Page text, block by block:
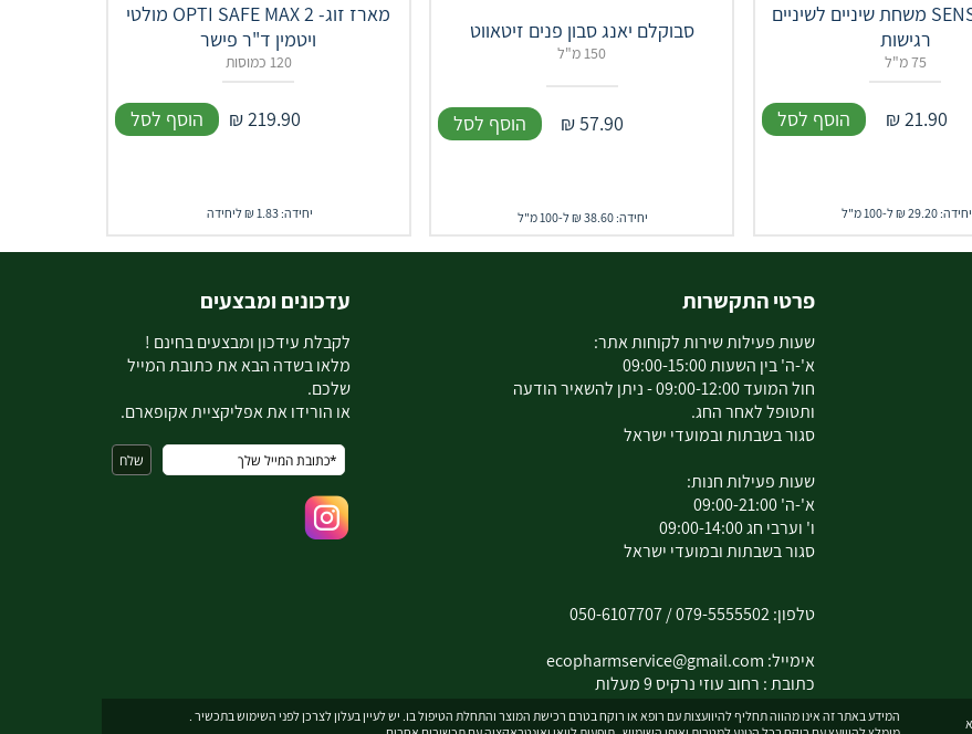
SENSI LACER משחת שיניים לשיניים
רגישות
75 מ"ל
21.90
₪ הוסף לסל
יחידה: 29.20 ₪ ל-100 מ"ל
סבוקלם יאנג סבון פנים זיטאווט
150 מ"ל
57.90
₪ הוסף לסל
יחידה: 38.60 ₪ ל-100 מ"ל
מארז זוג- OPTI SAFE MAX 2 מולטי
ויטמין ד"ר פישר
120 כמוסות
219.90
₪ הוסף לסל
יחידה: 1.83 ₪ ליחידה
פרטי התקשרות
שעות פעילות שירות לקוחות אתר:
א'-ה' בין השעות 09:00-15:00
חול המועד 09:00-12:00 - ניתן להשאיר הודעה
ותטופל לאחר החג.
סגור בשבתות ובמועדי ישראל
שעות פעילות חנות:
א'-ה' 09:00-21:00
ו' וערבי חג 09:00-14:00
סגור בשבתות ובמועדי ישראל
טלפון:079-5555502
/
050-6107707
אימייל: ecopharmservice@gmail.com
כתובת : רחוב עוזי נרקיס 9 מעלות
עדכונים ומבצעים
לקבלת עידכון ומבצעים בחינם !
מלאו בשדה הבא את כתובת המייל
שלכם.
או הורידו את אפליקציית אקופארם.
המידע באתר זה אינו מהווה תחליף להיוועצות עם רופא או רוקח בטרם רכישת המוצר והתחלת הטיפול בו. יש לעיין בעלון לצרכן לפני השימוש בתכשיר .